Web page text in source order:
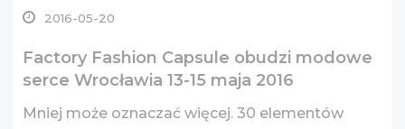
2016-05-20
Factory Fashion Capsule obudzi modowe
serce Wrocławia 13-15 maja 2016
Mniej może oznaczać więcej. 30 elementów